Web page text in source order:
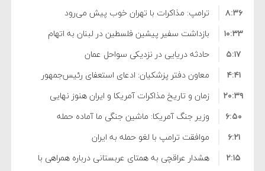
ترامپ: مذاکرات با تهران خوب پیش می‌رود
۸:۳۶
بازداشت سفیر پیشین فلسطین در لبنان به اتهام
فساد و اختلاس اموال
۱۰:۳۳
حادثه دریایی در نزدیکی سواحل عمان
۵:۱۷
معاون دفتر پزشکیان: ادعای استعفای رئیس‌جمهور
واهی و کذب محض است
۴:۴۱
زمان و تاریخ مذاکرات آمریکا و ایران هنوز نهایی
نشده است
۲۰:۳۹
وزیر جنگ آمریکا: ماشین جنگی ما آماده حمله
نظامی علیه ایران است
۶:۵۰
موافقت ترامپ با لغو حمله به ایران
۶:۲۱
هشدار عراقچی به همتای عربستانی درباره همراهی با
۲:۱۵